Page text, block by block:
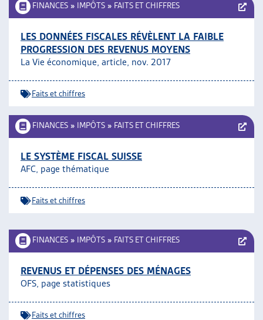
FINANCES » IMPÔTS » FAITS ET CHIFFRES
LES DONNÉES FISCALES RÉVÈLENT LA FAIBLE
PROGRESSION DES REVENUS MOYENS
La Vie économique, article, nov. 2017
Faits et chiffres
FINANCES » IMPÔTS » FAITS ET CHIFFRES
LE SYSTÈME FISCAL SUISSE
AFC, page thématique
Faits et chiffres
FINANCES » IMPÔTS » FAITS ET CHIFFRES
REVENUS ET DÉPENSES DES MÉNAGES
OFS, page statistiques
Faits et chiffres